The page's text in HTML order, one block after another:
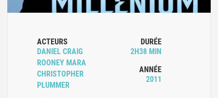
ACTEURS
DANIEL CRAIG
ROONEY MARA
CHRISTOPHER
PLUMMER
DURÉE
2H38 MIN
ANNÉE
2011